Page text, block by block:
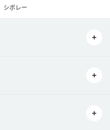
シボレー